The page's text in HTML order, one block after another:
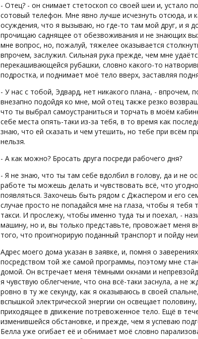
- Отец? - он снимает стетоскоп со своей шеи и, устало
сотовый телефон. Мне явно лучше исчезнуть отсюда, и
осуждения, что я вызываю, но где-то там мой друг, и я
прочищаю саднящее от обезвоживания и не знающих
мне вопрос, но, пожалуй, тяжелее оказывается
впрочем, заслужил. Сильная рука прежде, чем мне
перекашивающейся рубашки, словно какого-то
подростка, и поднимает моё тело вверх, заставляя
- У нас с тобой, Эдвард, нет никакого плана, - впрочем,
внезапно подойдя ко мне, мой отец также резко
что ты выбрал самоустраниться и торчать в моём
себе места опять-таки из-за тебя, в то время как
знаю, что ей сказать и чем утешить, но тебе при всём
нельзя.
- А как можно? Бросать друга посреди рабочего дня?
- Я не знаю, что ты там себе вдолбил в голову, да и не
работе ты можешь делать и чувствовать всё, что
появляться. Захочешь быть рядом с Джаспером и его
случае просто не попадайся мне на глаза, чтобы я
такси. И прослежу, чтобы именно туда ты и поехал, -
машину, но и, вы только представьте, провожает меня
того, что проигнорирую поданный транспорт и пойду
Адрес моего дома указан в заявке, и, помня о
посредством той же самой программы, поэтому мне
домой. Он встречает меня тёмными окнами и
я чувствую облегчение, что она всё-таки заснула, а не
ровно в ту же секунду, как я оказываюсь в своей
вспышкой электрической энергии он освещает
приходящее в движение потревоженное тело. Ещё в
изменившейся обстановке, и прежде, чем я успеваю
Белла уже огибает её и обнимает моё словно